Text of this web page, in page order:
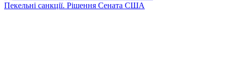
Пекельні санкції. Рішення Сената США